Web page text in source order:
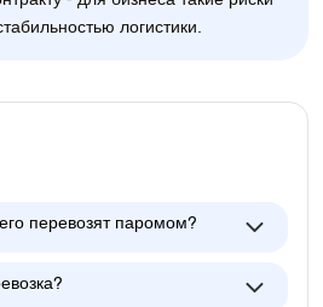
логистики.
перевозят паромом?